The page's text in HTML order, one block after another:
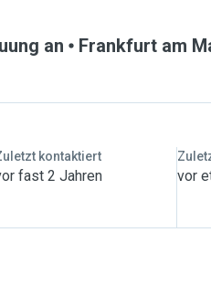
an Frankfurt am
kontaktiert
fast 2 Jahren vor